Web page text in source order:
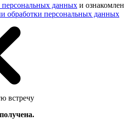
персональных данных и ознакомлен
обработки персональных данных
встречу